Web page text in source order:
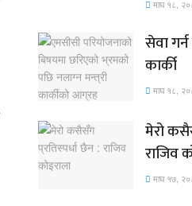
माघ १८,
सेवा
कार्की
माघ १८,
मेरो
राजिव
माघ १७,